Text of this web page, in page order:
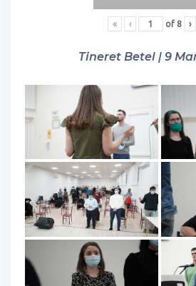
« ‹ of 8 ›
Tineret Betel | 9